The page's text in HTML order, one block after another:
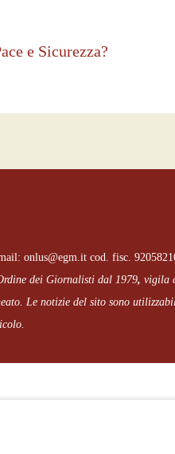
e Sicurezza?
onlus@egm.it cod. fisc.
dei Giornalisti dal 1979, vigila
Le notizie del sito sono